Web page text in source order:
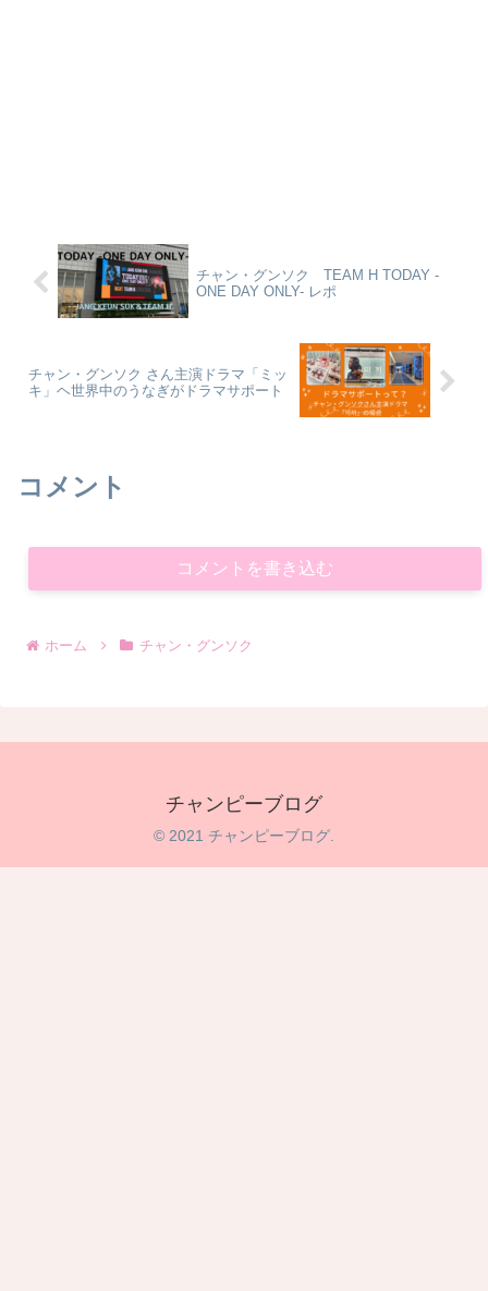
チャン・グンソク TEAM H TODAY -
ONE DAY ONLY- レポ
チャン・グンソク さん主演ドラマ「ミッ
キ」ヘ世界中のうなぎがドラマサポート
コメント
コメントを書き込む
ホーム チャン・グンソク
チャンピーブログ
© 2021 チャンピーブログ.